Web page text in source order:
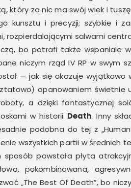
który za nic ma swój wiek i
kunsztu i precyzji; szybkie i
rozpierdalającymi salwami
bo potrafi także wspaniale
niczym rząd IV RP w swym
— jak się okazuje wyjątkowo
opanowaniem świetnie
a dzięki fantastycznej
w historii Death. Inny
podobna do tej z
wszystkich partii w średnich
powstała płyta
pokombinowana,
„The Best Of Death”, bo